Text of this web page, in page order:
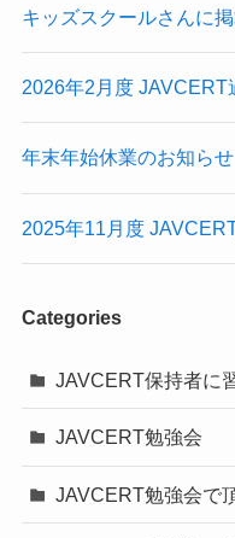
キッズスクールさんに
2026年2月度 JAVCERT
年末年始休業のお知らせ
2025年11月度
Categories
JAVCERT保持者に
JAVCERT勉強会
JAVCERT勉強会で